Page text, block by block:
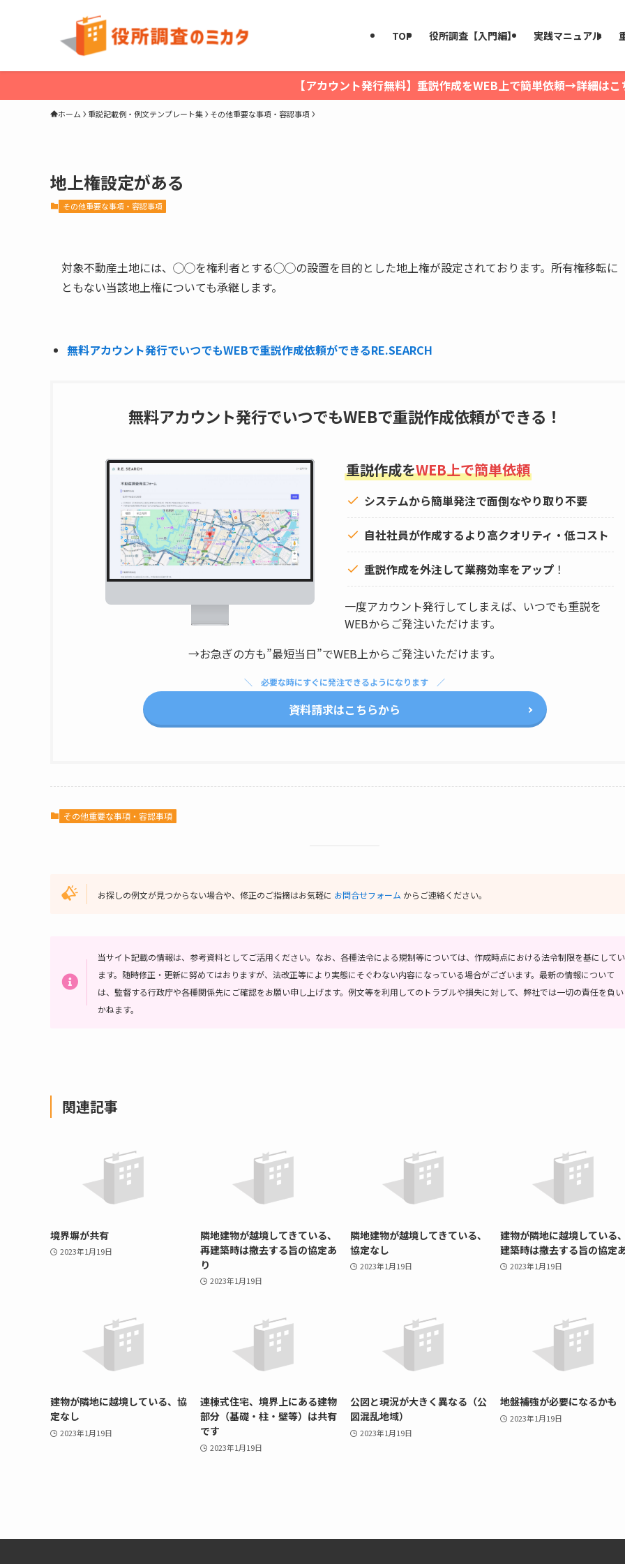
TOP 役所調査【入門編】 実践マニュアル
【アカウント発行無料】重説作成をWEB上で簡単依頼→詳細はこ
ホーム 重説記載例・例文テンプレート集 その他重要な事項・容認事項
地上権設定がある
その他重要な事項・容認事項
対象不動産土地には、◯◯を権利者とする◯◯の設置を目的とした地上権が設定されております。所有権移転に
ともない当該地上権についても承継します。
無料アカウント発行でいつでもWEBで重説作成依頼ができるRE.SEARCH
無料アカウント発行でいつでもWEBで重説作成依頼ができる！
重説作成をWEB上で簡単依頼
システムから簡単発注で面倒なやり取り不要
自社社員が作成するより高クオリティ・低コスト
重説作成を外注して業務効率をアップ ！
一度アカウント発行してしまえば、いつでも重説を
WEBからご発注いただけます。
→お急ぎの方も”最短当日”でWEB上からご発注いただけます。
必要な時にすぐに発注できるようになります
資料請求はこちらから
その他重要な事項・容認事項
お探しの例文が見つからない場合や、修正のご指摘はお気軽に お問合せフォーム からご連絡ください。
当サイト記載の情報は、参考資料としてご活用ください。 なお、各種法令による規制等については、作成時点における法令制限を基にしてい
ます。随時修正・更新に努めてはおりますが、法改正等により実態にそぐわない内容になっている場合がございます。最新の情報について
は、監督する行政庁や各種関係先にご確認をお願い申し上げます。 例文等を利用してのトラブルや損失に対して、弊社では一切の責任を負い
かねます。
関連記事
境界塀が共有
2023年1月19日
隣地建物が越境してきている、
再建築時は撤去する旨の協定あ
り
2023年1月19日
隣地建物が越境してきている、
協定なし
2023年1月19日
建物が隣地に越境している
建築時は撤去する旨の協定
2023年1月19日
建物が隣地に越境している、協
定なし
2023年1月19日
連棟式住宅、境界上にある建物
部分（基礎・柱・壁等）は共有
です
2023年1月19日
公図と現況が大きく異なる（公
図混乱地域）
2023年1月19日
地盤補強が必要になるかも
2023年1月19日